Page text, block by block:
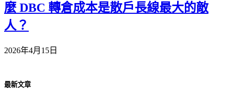
麼 DBC 轉倉成本是散戶長線最大的敵
人？
2026年4月15日
最新文章